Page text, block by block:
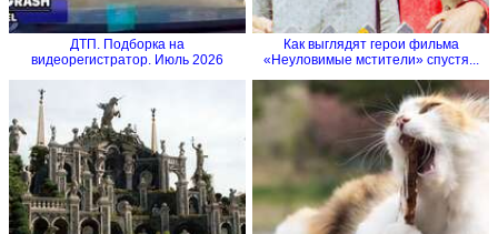
ДТП. Подборка на
видеорегистратор. Июль 2026
Как выглядят герои фильма
«Неуловимые мстители» спустя...